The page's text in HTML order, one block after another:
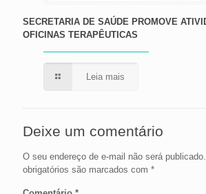
SECRETARIA DE SAÚDE PROMOVE
OFICINAS TERAPÊUTICAS
Leia mais
Deixe um comentário
O seu endereço de e-mail não será publicado.
obrigatórios são marcados com *